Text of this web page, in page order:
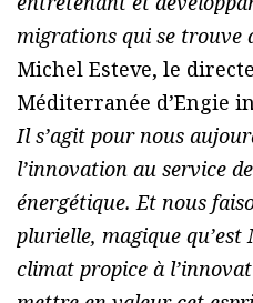
migrations qui se trouve
Michel Esteve, le
Méditerranée d’Engie
Il s’agit pour nous
l’innovation au service
énergétique. Et nous
plurielle, magique
climat propice à